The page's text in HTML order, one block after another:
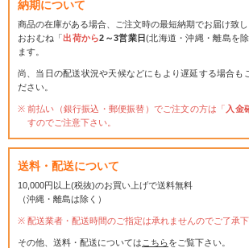
納期について
商品の在庫がある場合、ご注文時の最短納期でお届け致し
おおむね「出荷から2～3営業日(北海道・沖縄・離島を
ます。
尚、当日の配送状況や天候などにもより遅延する場合も
ださい。
前払い（銀行振込・郵便振替）でご注文の方は「 入金
すのでご注意下さい。
送料・配送について
10,000円以上(税抜)のお買い上げで送料無料
（沖縄・離島は除く）
配送業者・配送時間のご指定は承れませんのでご了承下
その他、送料・配送については こちらをご覧下さい。